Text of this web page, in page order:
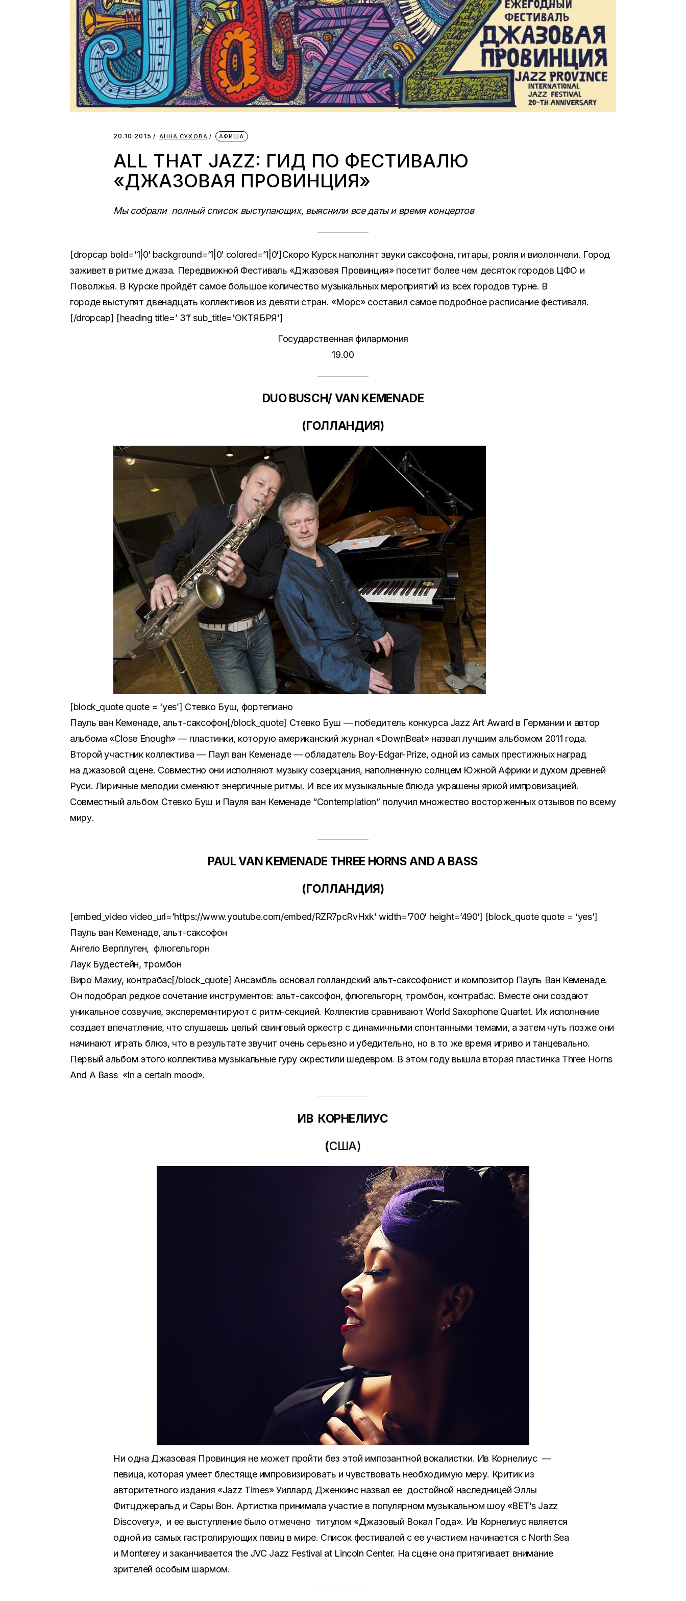
20.10.2015 АННА СУХОВА АФИША
ALL THAT JAZZ: ГИД ПО ФЕСТИВАЛЮ
«ДЖАЗОВАЯ ПРОВИНЦИЯ»
Мы собрали полный список выступающих, выяснили все даты и время концертов
[dropcap bold=’1|0′ background=’1|0′ colored=’1|0′]Скоро Курск наполнят звуки саксофона, гитары, рояля и виолончели. Город
заживет в ритме джаза. Передвижной Фестиваль «Джазовая Провинция» посетит более чем десяток городов ЦФО и
Поволжья. В Курске пройдёт самое большое количество музыкальных мероприятий из всех городов турне. В
городе выступят двенадцать коллективов из девяти стран. «Морс» составил самое подробное расписание фестиваля.
[/dropcap] [heading title=’ 31′ sub_title=’ОКТЯБРЯ’]
Государственная филармония
19.00
DUO BUSCH/VAN KEMENADE
(ГОЛЛАНДИЯ)
[block_quote quote = ‘yes’] Стевко Буш, фортепиано
Пауль ван Кеменаде, альт-саксофон[/block_quote] Стевко Буш — победитель конкурса Jazz Art Award в Германии и автор
альбома «Close Enough» — пластинки, которую американский журнал «DownBeat» назвал лучшим альбомом 2011 года.
Второй участник коллектива — Паул ван Кеменаде — обладатель Boy-Edgar-Prize, одной из самых престижных наград
на джазовой сцене. Совместно они исполняют музыку созерцания, наполненную солнцем Южной Африки и духом древней
Руси. Лиричные мелодии сменяют энергичные ритмы. И все их музыкальные блюда украшены яркой импровизацией.
Совместный альбом Стевко Буш и Пауля ван Кеменаде “Contemplation” получил множество восторженных отзывов по всему
миру.
PAUL VAN KEMENADE THREE HORNS AND A BASS
(ГОЛЛАНДИЯ)
[embed_video video_url=’https://www.youtube.com/embed/RZR7pcRvHxk’ width=’700′ height=’490′] [block_quote quote = ‘yes’]
Пауль ван Кеменаде, альт-саксофон
Ангело Верплуген, флюгельгорн
Лаук Будестейн, тромбон
Виро Махиу, контрабас[/block_quote] Ансамбль основал голландский альт-cаксофонист и композитор Пауль Ван Кеменаде.
Он подобрал редкое сочетание инструментов: альт-саксофон, флюгельгорн, тромбон, контрабас. Вместе они создают
уникальное созвучие, эксперементируют с ритм-секцией. Коллектив сравнивают World Saxophone Quartet. Их исполнение
создает впечатление, что слушаешь целый свинговый оркестр с динамичными спонтанными темами, а затем чуть позже они
начинают играть блюз, что в результате звучит очень серьезно и убедительно, но в то же время игриво и танцевально.
Первый альбом этого коллектива музыкальные гуру окрестили шедевром. В этом году вышла вторая пластинка Three Horns
And A Bass «In a certain mood».
ИВ КОРНЕЛИУС
(США)
Ни одна Джазовая Провинция не может пройти без этой импозантной вокалистки. Ив Корнелиус —
певица, которая умеет блестяще импровизировать и чувствовать необходимую меру. Критик из
авторитетного издания «Jazz Times» Уиллард Дженкинс назвал ее достойной наследницей Эллы
Фитцджеральд и Сары Вон. Артистка принимала участие в популярном музыкальном шоу «BET’s Jazz
Discovery», и ее выступление было отмечено титулом «Джазовый Вокал Года». Ив Корнелиус является
одной из самых гастролирующих певиц в мире. Список фестивалей с ее участием начинается с North Sea
и Monterey и заканчивается the JVC Jazz Festival at Lincoln Center. На сцене она притягивает внимание
зрителей особым шармом.